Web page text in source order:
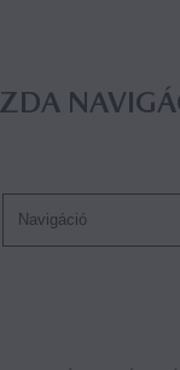
Navigáció